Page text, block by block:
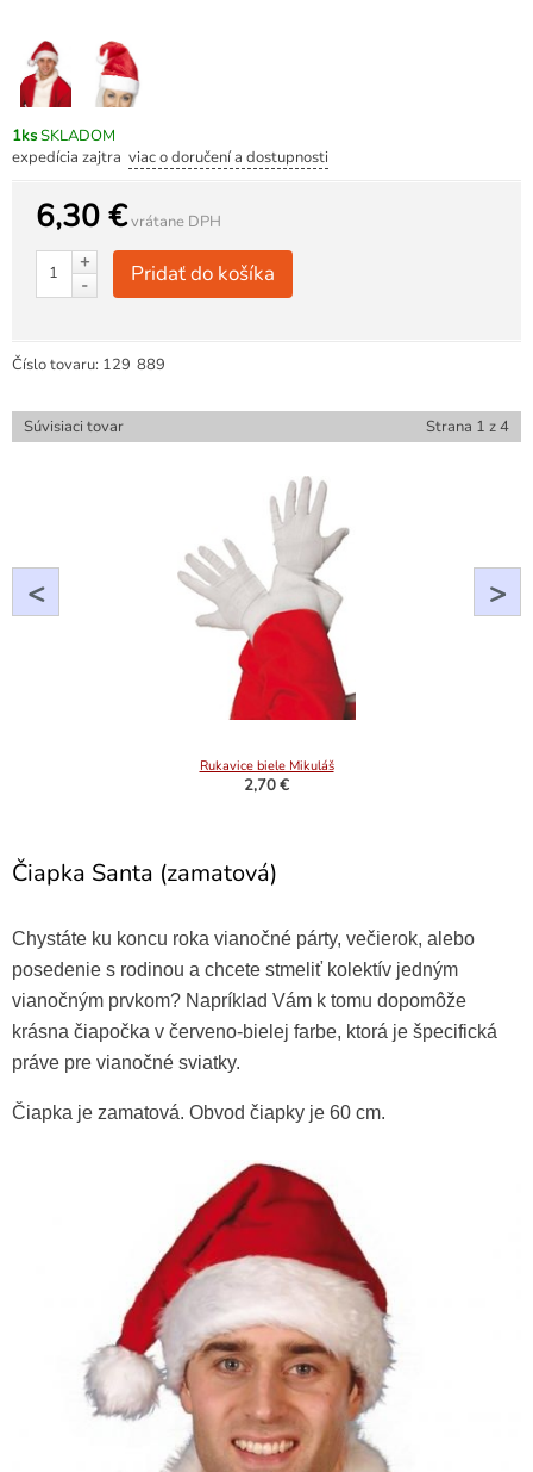
1ksSKLADOM
expedícia zajtra viac o doručení a dostupnosti
6,30 €vrátane DPH
+
-
Pridať do košíka
Číslo tovaru: 129 889
Súvisiaci tovar Strana 1 z4
<
Rukavice biele Mikuláš
2,70 €
3,50 €
>
Čiapka Santa (zamatová)
Chystáte ku koncu roka vianočné párty, večierok, alebo
posedenie s rodinou a chcete stmeliť kolektív jedným
vianočným prvkom? Napríklad Vám k tomu dopomôže
krásna čiapočka v červeno-bielej farbe, ktorá je špecifická
práve pre vianočné sviatky.
Čiapka je zamatová. Obvod čiapky je 60 cm.